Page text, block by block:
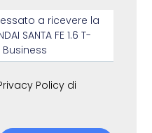
Policy di